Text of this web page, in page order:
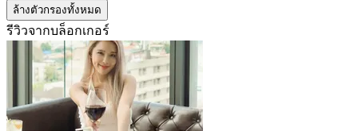
ล้างตัวกรองทั้งหมด
รีวิวจากบล็อกเกอร์